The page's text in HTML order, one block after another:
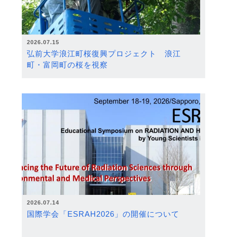
2026.07.15
弘前大学浪江町桜復興プロジェクト 浪江
町・富岡町の桜を視察
2026.07.14
国際学会「ESRAH2026」の開催について